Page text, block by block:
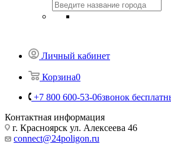
Личный кабинет
Корзина0
+7 800 600-53-06звонок
Контактная информация
г. Красноярск ул. Алексеева 46
connect@24poligon.ru